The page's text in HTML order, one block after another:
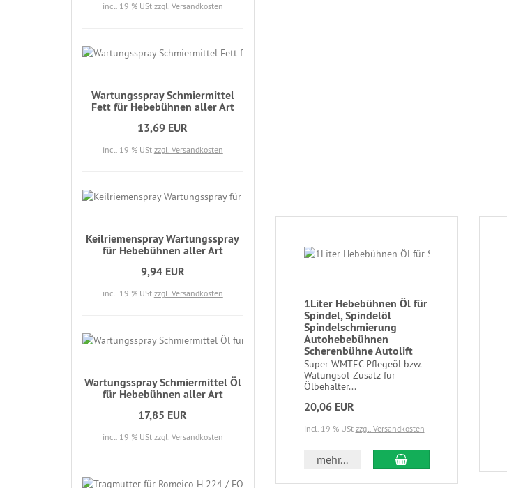
1Liter Hebebühnen Öl für
Spindel, Spindelöl
Spindelschmierung
Autohebebühnen
Scherenbühne Autolift
Super WMTEC Pflegeöl bzw.
Watungsöl-Zusatz für
Ölbehälter...
20,06 EUR
incl. 19 % USt zzgl. Versandkosten
mehr...
incl. 19 % USt zzgl. Versandkosten
Wartungsspray Schmiermittel
Fett für Hebebühnen aller Art
13,69 EUR
incl. 19 % USt zzgl. Versandkosten
Keilriemenspray Wartungsspray
für Hebebühnen aller Art
9,94 EUR
incl. 19 % USt zzgl. Versandkosten
Wartungsspray Schmiermittel Öl
für Hebebühnen aller Art
17,85 EUR
incl. 19 % USt zzgl. Versandkosten